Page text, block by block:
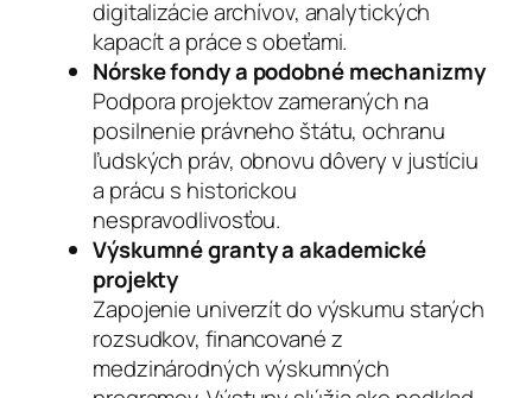
digitalizácie archívov, analytických
kapacít a práce s obeťami.
Nórske fondy a podobné mechanizmy
Podpora projektov zameraných na
posilnenie právneho štátu, ochranu
ľudských práv, obnovu dôvery v justíciu
a prácu s historickou
nespravodlivosťou.
Výskumné granty a akademické
projekty
Zapojenie univerzít do výskumu starých
rozsudkov, financované z
medzinárodných výskumných